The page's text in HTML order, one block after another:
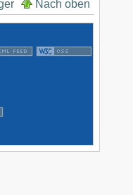
Nach oben